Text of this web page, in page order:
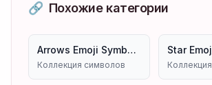
🔗 Похожие категории
Arrows Emoji Symbols
Коллекция символов
Star